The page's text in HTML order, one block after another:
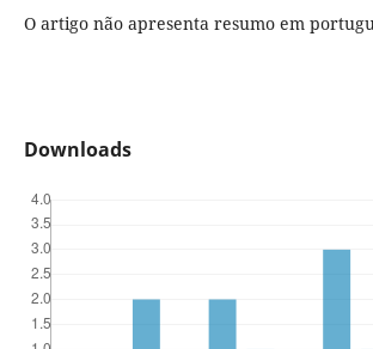
O artigo não apresenta resumo em
Downloads